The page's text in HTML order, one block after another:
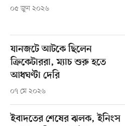
০৫ জুন ২০২৬
যানজটে আটকে ছিলেন
ক্রিকেটাররা, ম্যাচ শুরু হতে
আধঘণ্টা দেরি
০৭ মে ২০২৬
ইবাদতের শেষের ঝলক, ইনিংস